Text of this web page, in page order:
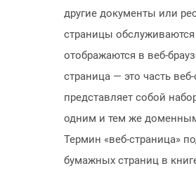
другие документы или
страницы
отображаются в веб-
страница — это часть
представляет собой
одним и тем же
Термин «веб-страница»
бумажных страниц в